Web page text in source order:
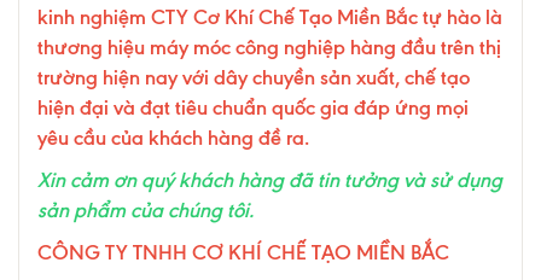
kinh nghiệm CTY Cơ Khí Chế Tạo Miền Bắc tự hào là
thương hiệu máy móc công nghiệp hàng đầu trên thị
trường hiện nay với dây chuyền sản xuất, chế tạo
hiện đại và đạt tiêu chuẩn quốc gia đáp ứng mọi
yêu cầu của khách hàng đề ra.
Xin cảm ơn quý khách hàng đã tin tưởng và sử dụng
sản phẩm của chúng tôi.
CÔNG TY TNHH CƠ KHÍ CHẾ TẠO MIỀN BẮC